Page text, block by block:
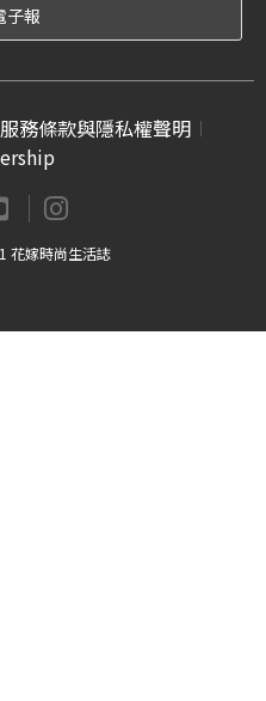
服務條款與隱私權聲明
花嫁時尚生活誌